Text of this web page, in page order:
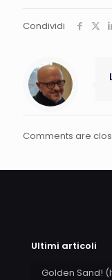
Condividi
Comments are
Ultimi articoli
Golden Sand!